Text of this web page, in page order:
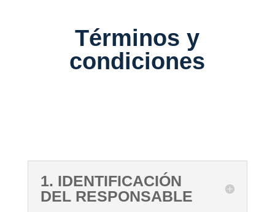
Términos y
condiciones
1. IDENTIFICACIÓN
DEL RESPONSABLE